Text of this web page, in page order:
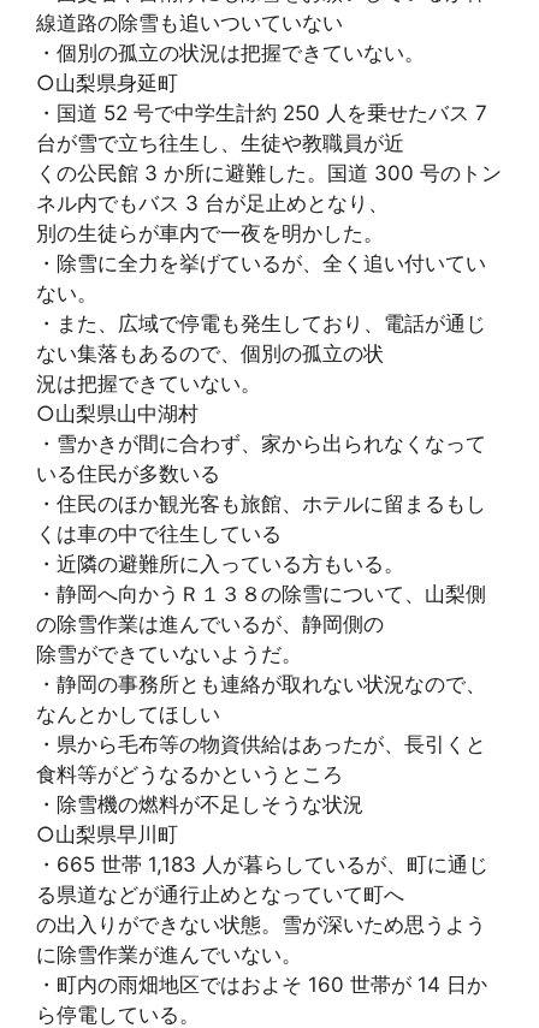
線道路の除雪も追いついていない
・個別の孤立の状況は把握できていない。
○山梨県身延町
・国道 52 号で中学生計約 250 人を乗せたバス 7
台が雪で立ち往生し、生徒や教職員が近
くの公民館 3 か所に避難した。国道 300 号のトン
ネル内でもバス 3 台が足止めとなり、
別の生徒らが車内で一夜を明かした。
・除雪に全力を挙げているが、全く追い付いてい
ない。
・また、広域で停電も発生しており、電話が通じ
ない集落もあるので、個別の孤立の状
況は把握できていない。
○山梨県山中湖村
・雪かきが間に合わず、家から出られなくなって
いる住民が多数いる
・住民のほか観光客も旅館、ホテルに留まるもし
くは車の中で往生している
・近隣の避難所に入っている方もいる。
・静岡へ向かうＲ１３８の除雪について、山梨側
の除雪作業は進んでいるが、静岡側の
除雪ができていないようだ。
・静岡の事務所とも連絡が取れない状況なので、
なんとかしてほしい
・県から毛布等の物資供給はあったが、長引くと
食料等がどうなるかというところ
・除雪機の燃料が不足しそうな状況
○山梨県早川町
・665 世帯 1,183 人が暮らしているが、町に通じ
る県道などが通行止めとなっていて町へ
の出入りができない状態。雪が深いため思うよう
に除雪作業が進んでいない。
・町内の雨畑地区ではおよそ 160 世帯が 14 日か
ら停電している。